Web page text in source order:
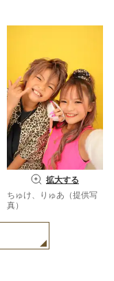
拡大する
ちゅけ、りゅあ（提供写
真）